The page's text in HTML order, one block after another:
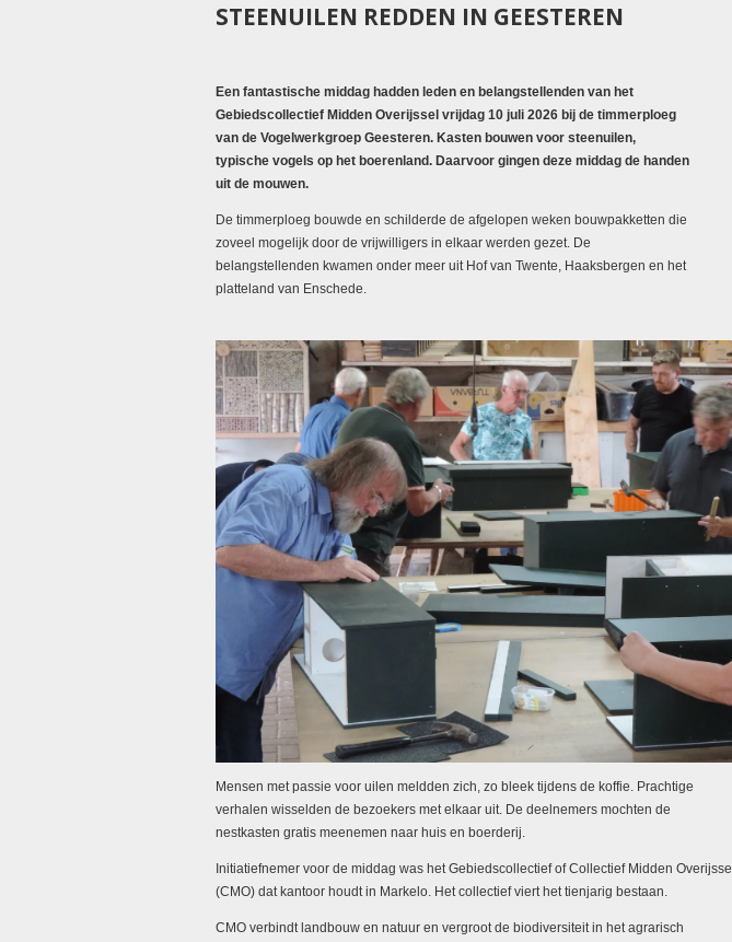
STEENUILEN REDDEN IN GEESTEREN
Een fantastische middag hadden leden en belangstellenden van het
Gebiedscollectief Midden Overijssel vrijdag 10 juli 2026 bij de timmerploeg
van de Vogelwerkgroep Geesteren. Kasten bouwen voor steenuilen,
typische vogels op het boerenland. Daarvoor gingen deze middag de handen
uit de mouwen.
De timmerploeg bouwde en schilderde de afgelopen weken bouwpakketten die
zoveel mogelijk door de vrijwilligers in elkaar werden gezet. De
belangstellenden kwamen onder meer uit Hof van Twente, Haaksbergen en het
platteland van Enschede.
Mensen met passie voor uilen meldden zich, zo bleek tijdens de koffie. Prachtige
verhalen wisselden de bezoekers met elkaar uit. De deelnemers mochten de
nestkasten gratis meenemen naar huis en boerderij.
Initiatiefnemer voor de middag was het Gebiedscollectief of Collectief Midden Overijssel
(CMO) dat kantoor houdt in Markelo. Het collectief viert het tienjarig bestaan.
CMO verbindt landbouw en natuur en vergroot de biodiversiteit in het agrarisch